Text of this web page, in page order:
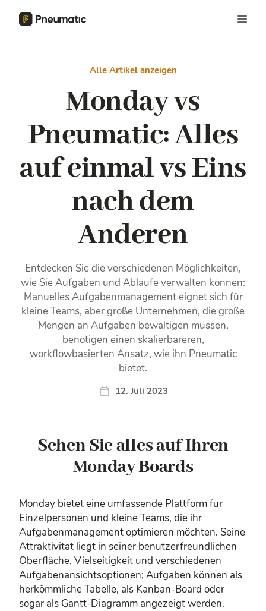
Alle Artikel anzeigen
Monday vs
Pneumatic:Alles
auf einmal vs Eins
nach dem
Anderen
Entdecken Sie die verschiedenen Möglichkeiten,
wie Sie Aufgaben und Abläufe verwalten können:
Manuelles Aufgabenmanagement eignet sich für
kleine Teams, aber große Unternehmen, die große
Mengen an Aufgaben bewältigen müssen,
benötigen einen skalierbareren,
workflowbasierten Ansatz, wie ihn Pneumatic
bietet.
12. Juli 2023
Sehen Sie alles auf Ihren
Monday Boards
Monday bietet eine umfassende Plattform für
Einzelpersonen und kleine Teams, die ihr
Aufgabenmanagement optimieren möchten. Seine
Attraktivität liegt in seiner benutzerfreundlichen
Oberfläche, Vielseitigkeit und verschiedenen
Aufgabenansichtsoptionen; Aufgaben können als
herkömmliche Tabelle, als Kanban-Board oder
sogar als Gantt-Diagramm angezeigt werden.